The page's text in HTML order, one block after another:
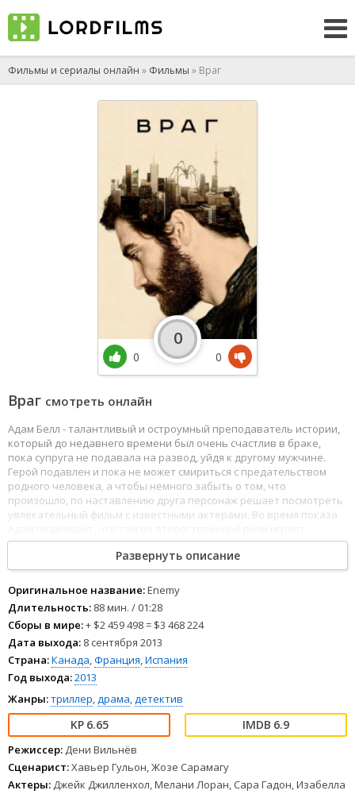
Фильмы и сериалы онлайн » Фильмы » Враг
Враг смотреть онлайн
Адам Белл - талантливый и остроумный преподаватель истории,
который до недавнего времени был очень счастлив в браке,
пока супруга не подавала на развод, уйдя к другому мужчине.
Герой подавлен и пока не может смириться с предательством
родного человека, а чтобы немного забыть о том, что
произошло, по наставлению друга персонаж решает посмотреть
увлекательный фильм с известными актерами. Во время показа
мужчина, очень похожий на него самого. Конечно, это шокирует и
Беллу становится любопытно, поэтому он пытается отыскать его,
превращая поиски в навязчивую идею...
Развернуть описание
Оригинальное название:Enemy
Длительность: 88 мин. / 01:28
Сборы в мире:+ $2 459 498 = $3 468 224
Дата выхода: 8 сентября 2013
Страна:Канада,Франция,Испания
Год выхода:2013
Жанры:триллер,драма,детектив
6.65 6.9
Режиссер: Дени Вильнёв
Сценарист:Хавьер Гульон, Жозе Сарамагу
Актеры: Джейк Джилленхол, Мелани Лоран, Сара Гадон, Изабелла
0
0
0